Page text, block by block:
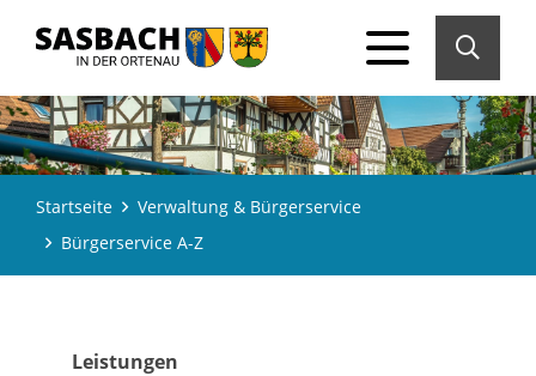
Startseite
Verwaltung & Bürgerservice
Bürgerservice A-Z
Leistungen